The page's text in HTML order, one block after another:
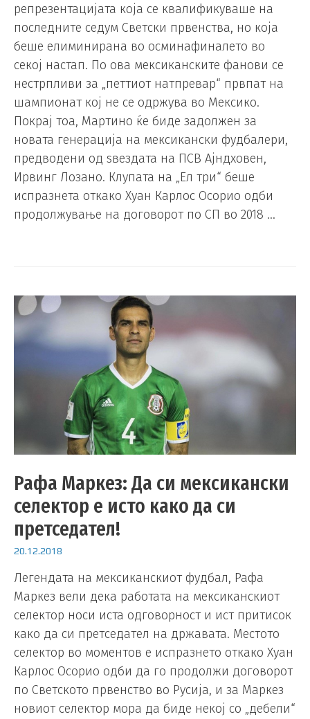
репрезентацијата која се квалификуваше на
последните седум Светски првенства, но која
беше елиминирана во осминафиналето во
секој настап. По ова мексиканските фанови се
нестрпливи за „петтиот натпревар“ првпат на
шампионат кој не се одржува во Мексико.
Покрај тоа, Мартино ќе биде задолжен за
новата генерација на мексикански фудбалери,
предводени од ѕвездата на ПСВ Ајндховен,
Ирвинг Лозано. Клупата на „Ел три“ беше
испразнета откако Хуан Карлос Осорио одби
продолжување на договорот по СП во 2018 …
Рафа Маркез: Да си мексикански
селектор е исто како да си
претседател!
20.12.2018
Легендата на мексиканскиот фудбал, Рафа
Маркез вели дека работата на мексиканскиот
селектор носи иста одговорност и ист притисок
како да си претседател на државата. Местото
селектор во моментов е испразнето откако Хуан
Карлос Осорио одби да го продолжи договорот
по Светското првенство во Русија, и за Маркез
новиот селектор мора да биде некој со „дебели“